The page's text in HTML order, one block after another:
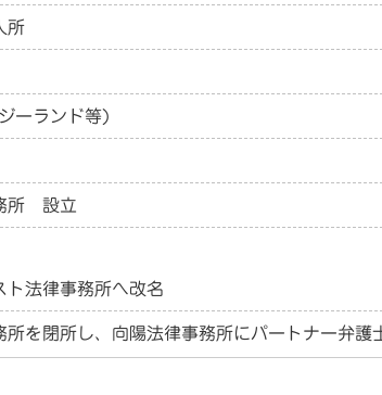
所
ーランド等)
所 設立
ト法律事務所へ改名
を閉所し、向陽法律事務所にパートナー弁護